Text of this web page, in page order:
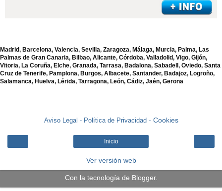
Madrid, Barcelona, Valencia, Sevilla, Zaragoza, Málaga, Murcia, Palma, Las
Palmas de Gran Canaria, Bilbao, Alicante, Córdoba, Valladolid, Vigo, Gijón,
Vitoria, La Coruña, Elche, Granada, Tarrasa, Badalona, Sabadell, Oviedo, Santa
Cruz de Tenerife, Pamplona, Burgos, Albacete, Santander, Badajoz, Logroño,
Salamanca, Huelva, Lérida, Tarragona, León, Cádiz, Jaén, Gerona
Aviso Legal - Política de Privacidad - Cookies
Inicio
Ver versión web
Con la tecnología de Blogger.